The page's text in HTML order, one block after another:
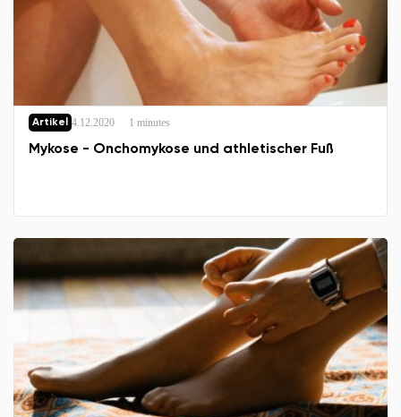
Land ändern
Lieferland auswählen
Bestätigen
Artikel 4.12.2020 1 minutes
Mykose - Onchomykose und athletischer Fuß